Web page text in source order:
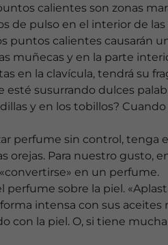
calientes son zonas
de pulso en el interior de
puntos calientes causarán
muñecas y en la parte
en la clavícula, tendrá su
susurrando dulces
y en los tobillos?
perfume sin control, tenga
orejas. Para nuestro gusto,
en un perfume.
perfume sobre la piel.
intensa con sus
con la piel. O, si tiene